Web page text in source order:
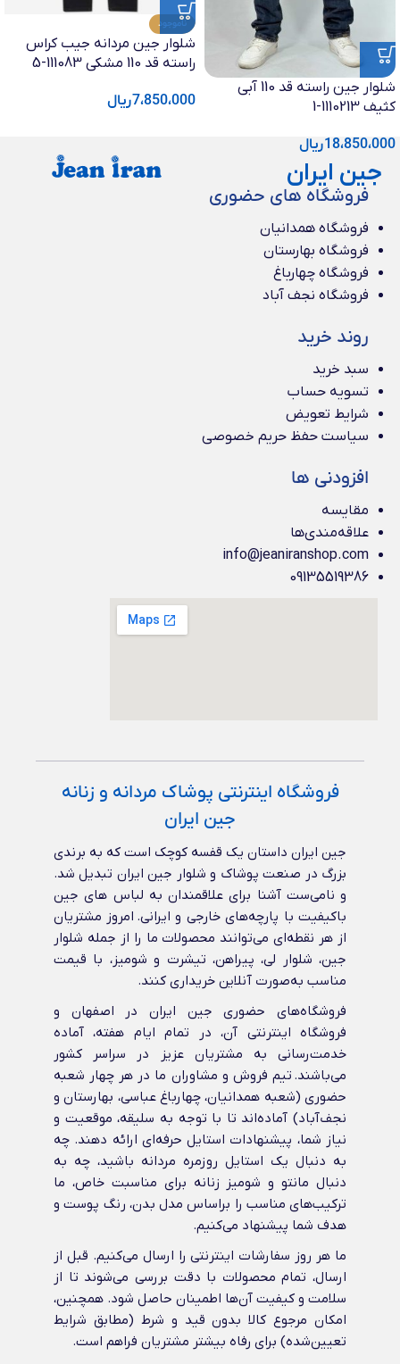
شلوار جین راسته قد 110 آبی
کثیف 1110213-1
18،850،000ریال
ناموجود
شلوار جین مردانه جیب کراس
راسته قد 110 مشکی 111083-5
7،850،000ریال
جین ایران
فروشگاه های حضوری
فروشگاه همدانیان
فروشگاه بهارستان
فروشگاه چهارباغ
فروشگاه نجف آباد
روند خرید
سبد خرید
تسویه حساب
شرایط تعویض
سیاست حفظ حریم خصوصی
افزودنی ها
مقایسه
علاقه‌مندی‌ها
info@jeaniranshop.com
09135519386
فروشگاه اینترنتی پوشاک مردانه و زنانه
جین ایران
جین ایران داستان یک قفسه کوچک است که به برندی
بزرگ در صنعت پوشاک و شلوار جین ایران تبدیل شد.
و نامی‌ست آشنا برای علاقمندان به لباس های جین
باکیفیت با پارچه‌های خارجی و ایرانی‌. امروز مشتریان
از هر نقطه‌ای می‌توانند محصولات ما را از جمله شلوار
جین، شلوار لی، پیراهن، تیشرت و شومیز، با قیمت
مناسب به‌صورت آنلاین خریداری کنند.
فروشگاه‌های حضوری جین ایران در اصفهان و
فروشگاه اینترنتی آن، در تمام ایام هفته، آماده
خدمت‌رسانی به مشتریان عزیز در سراسر کشور
می‌باشند. تیم فروش و مشاوران ما در هر چهار شعبه
حضوری (شعبه همدانیان، چهارباغ عباسی، بهارستان و
نجف‌آباد) آماده‌اند تا با توجه به سلیقه، موقعیت و
نیاز شما، پیشنهادات استایل حرفه‌ای ارائه دهند. چه
به دنبال یک استایل روزمره مردانه باشید، چه به
دنبال مانتو و شومیز زنانه برای مناسبت خاص، ما
ترکیب‌های مناسب را براساس مدل بدن، رنگ پوست و
هدف شما پیشنهاد می‌کنیم.
ما هر روز سفارشات اینترنتی را ارسال می‌کنیم. قبل از
ارسال، تمام محصولات با دقت بررسی می‌شوند تا از
سلامت و کیفیت آن‌ها اطمینان حاصل شود. همچنین،
امکان مرجوع کالا بدون قید و شرط (مطابق شرایط
تعیین‌شده) برای رفاه بیشتر مشتریان فراهم است.